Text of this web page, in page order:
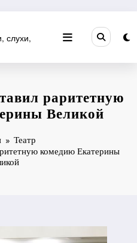
слухи,
раритетную
Великой
Театр
комедию Екатерины